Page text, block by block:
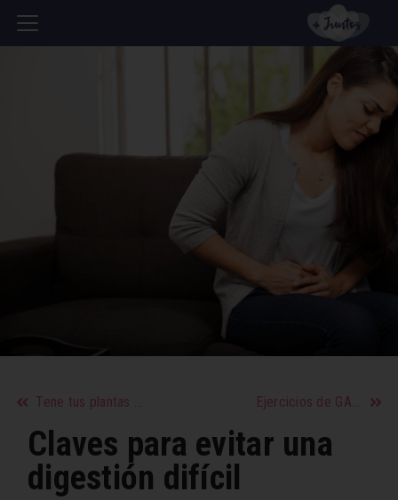
Tene tus plantas cuidadas con exito Ejercicios de GAP para hacer en casa
Claves para evitar una
digestión difícil